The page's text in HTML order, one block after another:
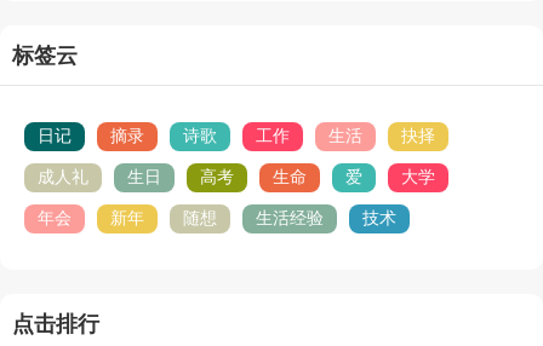
标签云
日记 摘录 诗歌 工作 生活 抉择
成人礼 生日 高考 生命 爱 大学
年会 新年 随想 生活经验 技术
点击排行